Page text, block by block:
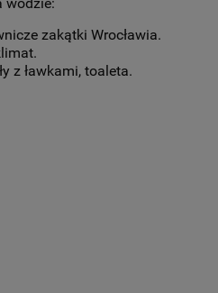
wodzie:
zakątki Wrocławia.
z ławkami, toaleta.